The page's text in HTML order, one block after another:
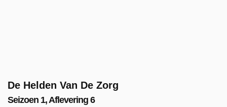
De Helden Van De Zorg
Seizoen 1, Aflevering 6